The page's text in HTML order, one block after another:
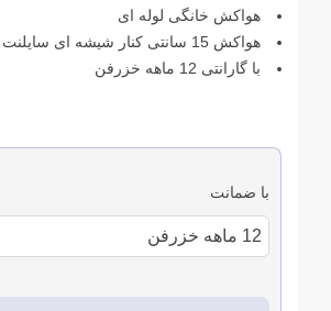
هواکش خانگی لوله ای
هواکش 15 سانتی کنار شیشه ای سایلنت
با گارانتی 12 ماهه خزرفن
با ضمانت